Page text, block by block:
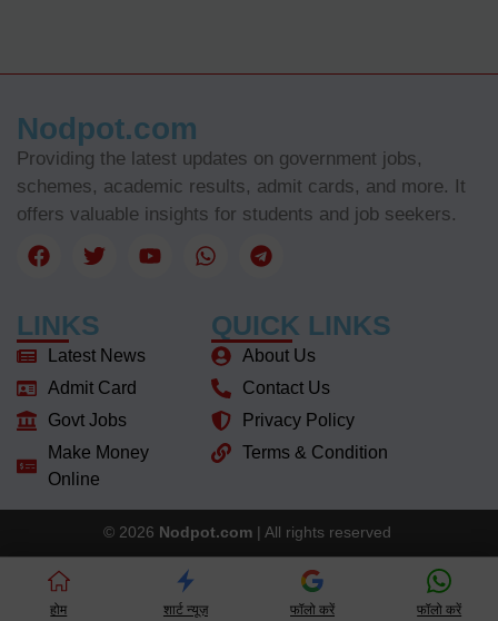
Nodpot.com
Providing the latest updates on government jobs,
schemes, academic results, admit cards, and more. It
offers valuable insights for students and job seekers.
LINKS
Latest News
Admit Card
Govt Jobs
Make Money
Online
QUICK LINKS
About Us
Contact Us
Privacy Policy
Terms & Condition
© 2026 Nodpot.com | All rights reserved
होम शार्ट न्यूज़ फॉलो करें फॉलो करें